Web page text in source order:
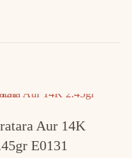
Aur 14K
E0131